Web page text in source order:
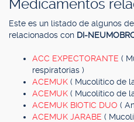
Medicamentos
Este es un listado de algunos
relacionados con DI-
ACC EXPECTORANTE (
respiratorias )
ACEMUK ( Mucolítico de
ACEMUK ( Mucolítico de
ACEMUK BIOTIC DUO (
ACEMUK JARABE (